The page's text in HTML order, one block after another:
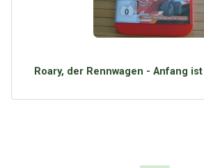
Roary, der Rennwagen - Anfang